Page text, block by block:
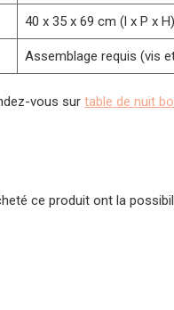
40 x 35 x 69 cm (l x P x H)
Assemblage requis (vis
vous surtable de nuit
ce produit ont la